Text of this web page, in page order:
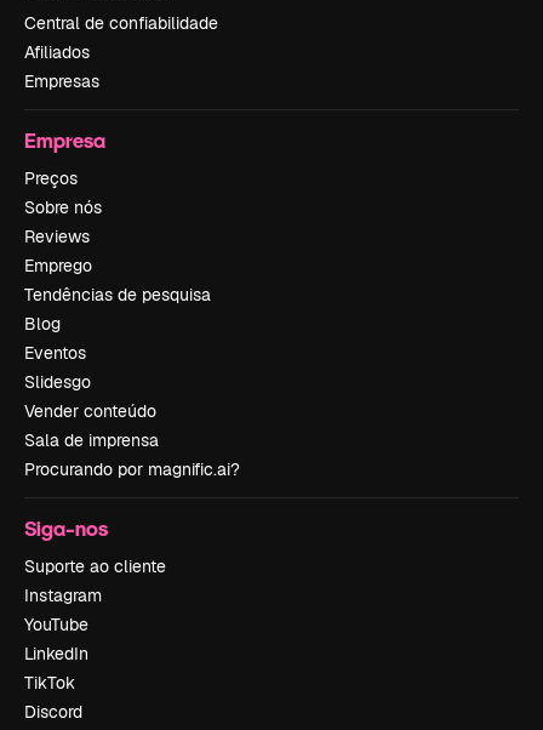
Central de confiabilidade
Afiliados
Empresas
Empresa
Preços
Sobre nós
Reviews
Emprego
Tendências de pesquisa
Blog
Eventos
Slidesgo
Vender conteúdo
Sala de imprensa
Procurando por magnific.ai?
Siga-nos
Suporte ao cliente
Instagram
YouTube
LinkedIn
TikTok
Discord